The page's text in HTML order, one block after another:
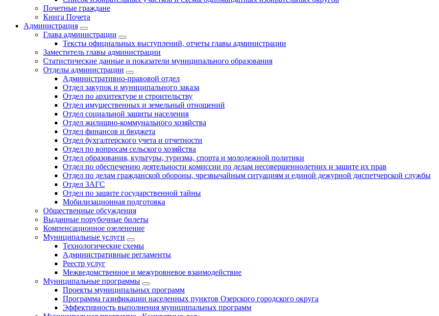
Почетные граждане
Книга Почета
Администрация
Глава администрации
Тексты официальных выступлений, отчеты главы администрации
Заместитель главы администрации
Статистические данные и показатели муниципального образования
Отделы администрации
Административно-правовой отдел
Отдел закупок и муниципального заказа
Отдел по архитектуре и строительству
Отдел имущественных и земельный отношений
Отдел социальной защиты населения
Отдел жилищно-коммунального хозяйства
Отдел финансов и бюджета
Отдел бухгалтерского учета и отчетности
Отдел по вопросам сельского хозяйства
Отдел образования, культуры, туризма, спорта и молодежной политики
Отдел по обеспечению деятельности комиссии по делам несовершеннолетних и защите их прав
Отдел по делам гражданской обороны, чрезвычайным ситуациям и единой дежурной диспетчерской службы
Отдел ЗАГС
Отдел по защите государственной тайны
Мобилизационная подготовка
Общественные обсуждения
Выданные порубочные билеты
Компенсационное озеленение
Муниципальные услуги
Технологические схемы
Административные регламенты
Реестр услуг
Межведомственное и межуровневое взаимодействие
Муниципальные программы
Проекты муниципальных программ
Программа газификации населенных пунктов Озерского городского округа
Эффективность выполнения муниципальных программ